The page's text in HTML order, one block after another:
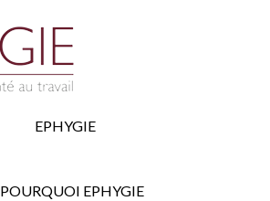
EPHYGIE
POURQUOI EPHYGIE